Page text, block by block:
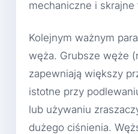
mechaniczne i skrajne
Kolejnym ważnym
węża. Grubsze węże
zapewniają większy
istotne przy
lub używaniu
dużego ciśnienia.